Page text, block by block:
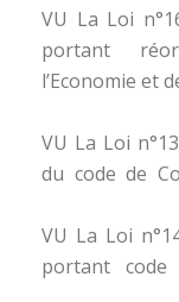
VU La Loi
portant
l’Economie et
VU La Loi
du code de
VU La Loi
portant